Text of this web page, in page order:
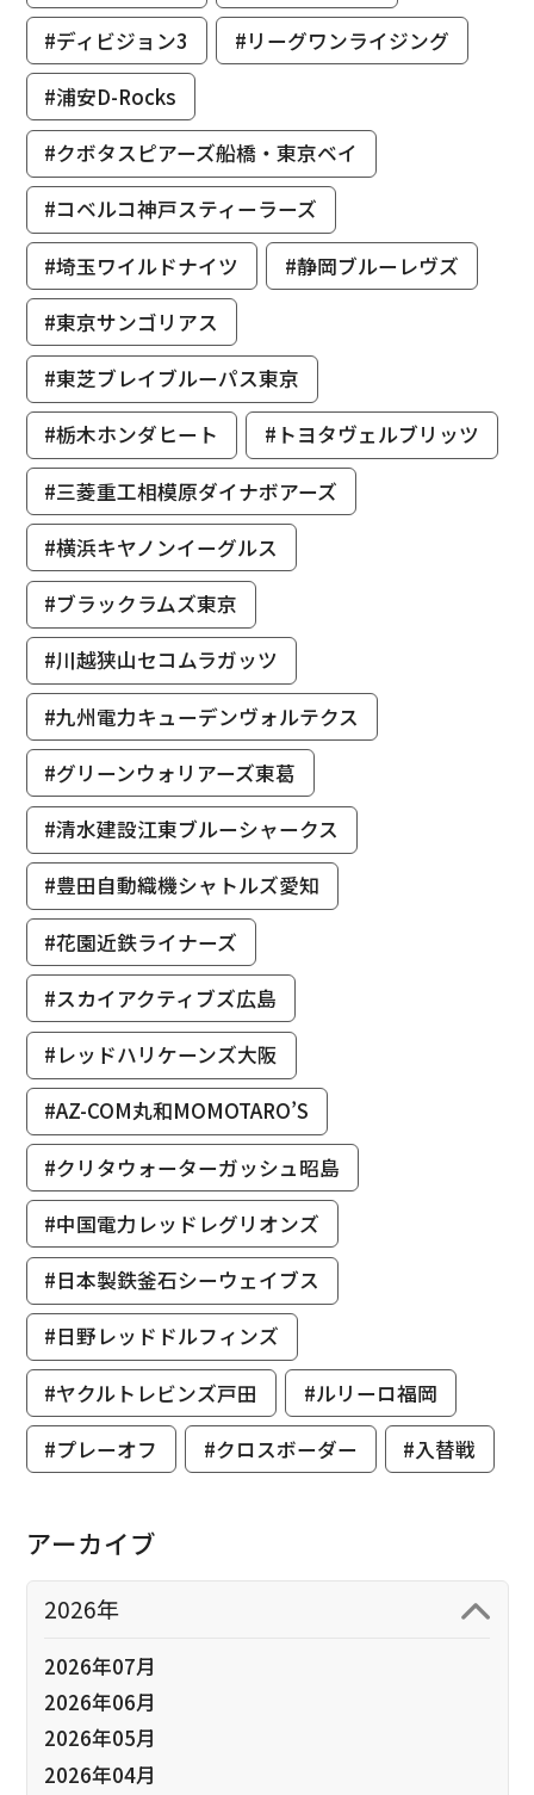
#ディビジョン3
#リーグワンライジング
#浦安D-Rocks
#クボタスピアーズ船橋・東京ベイ
#コベルコ神戸スティーラーズ
#埼玉ワイルドナイツ
#静岡ブルーレヴズ
#東京サンゴリアス
#東芝ブレイブルーパス東京
#栃木ホンダヒート
#トヨタヴェルブリッツ
#三菱重工相模原ダイナボアーズ
#横浜キヤノンイーグルス
#ブラックラムズ東京
#川越狭山セコムラガッツ
#九州電力キューデンヴォルテクス
#グリーンウォリアーズ東葛
#清水建設江東ブルーシャークス
#豊田自動織機シャトルズ愛知
#花園近鉄ライナーズ
#スカイアクティブズ広島
#レッドハリケーンズ大阪
#AZ-COM丸和MOMOTARO’S
#クリタウォーターガッシュ昭島
#中国電力レッドレグリオンズ
#日本製鉄釜石シーウェイブス
#日野レッドドルフィンズ
#ヤクルトレビンズ戸田
#ルリーロ福岡
#プレーオフ
#クロスボーダー #入替戦
アーカイブ
2026年
2026年07月
2026年06月
2026年05月
2026年04月